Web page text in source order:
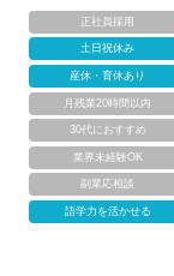
正社員採用
土日祝休み
産休・育休あり
月残業20時間以内
30代におすすめ
業界未経験OK
副業応相談
語学力を活かせる